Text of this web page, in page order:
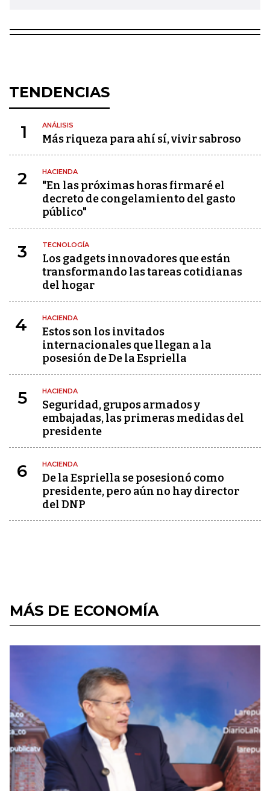
TENDENCIAS
1 ANÁLISIS
Más riqueza para ahí sí, vivir sabroso
2 HACIENDA
"En las próximas horas firmaré el
decreto de congelamiento del gasto
público"
3 TECNOLOGÍA
Los gadgets innovadores que están
transformando las tareas cotidianas
del hogar
4 HACIENDA
Estos son los invitados
internacionales que llegan a la
posesión de De la Espriella
5 HACIENDA
Seguridad, grupos armados y
embajadas, las primeras medidas del
presidente
6 HACIENDA
De la Espriella se posesionó como
presidente, pero aún no hay director
del DNP
MÁS DE ECONOMÍA